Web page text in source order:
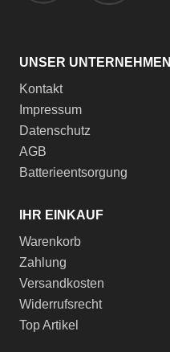
UNSER UNTERNEHMEN
Kontakt
Impressum
Datenschutz
AGB
Batterieentsorgung
IHR EINKAUF
Warenkorb
Zahlung
Versandkosten
Widerrufsrecht
Top Artikel